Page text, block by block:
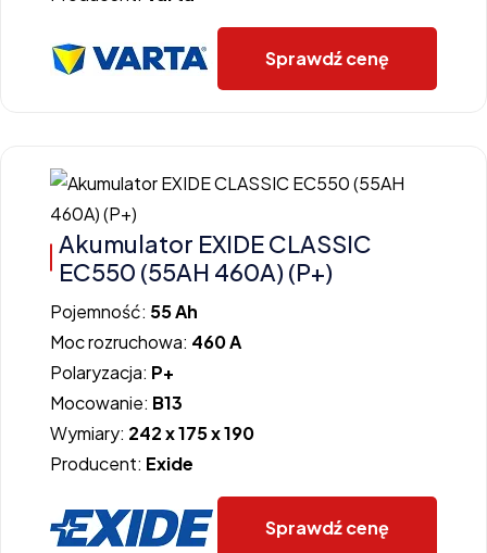
Sprawdź cenę
Akumulator EXIDE CLASSIC
EC550 (55AH 460A) (P+)
Pojemność: 55 Ah
Moc rozruchowa: 460 A
Polaryzacja: P+
Mocowanie: B13
Wymiary: 242 x 175 x 190
Producent: Exide
Sprawdź cenę